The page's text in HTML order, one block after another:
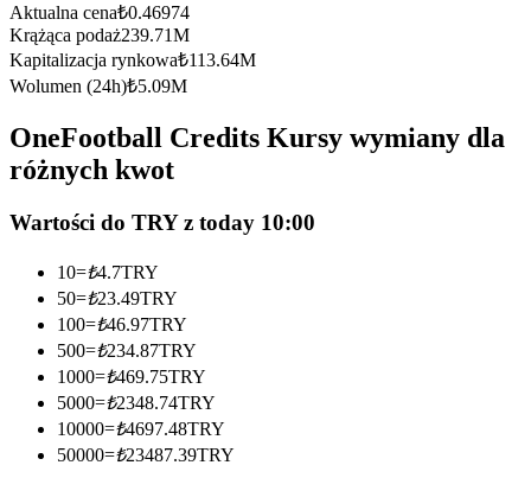
Kopiowanie Transakcji
Dołącz do najlepszych traderów
Zostań traderem kopiującym
Ciesz się podziałem zysków i prowizjami z kopiowania
transakcji
Aktualna cena₺0.46974
Krążąca podaż239.71M
Kapitalizacja rynkowa₺113.64M
Wolumen (24h)₺5.09M
OneFootball Credits Kursy wymiany dla
różnych kwot
Wartości do TRY z today 10:00
10=₺4.7TRY
50=₺23.49TRY
100=₺46.97TRY
500=₺234.87TRY
1000=₺469.75TRY
5000=₺2348.74TRY
10000=₺4697.48TRY
50000=₺23487.39TRY